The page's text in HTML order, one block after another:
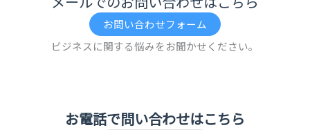
お問い合わせフォーム
ビジネスに関する悩みをお聞かせください。
お電話で問い合わせはこちら